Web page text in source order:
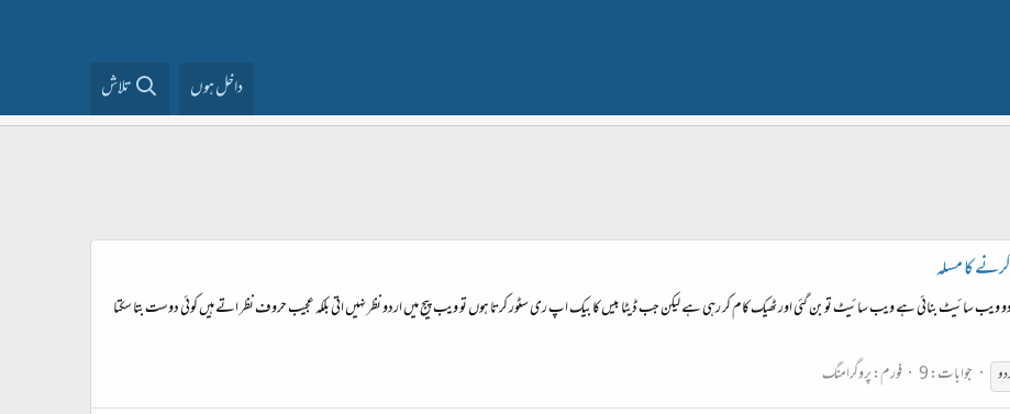
داخل ہوں تلاش
ویب سائیٹ بنائی ہے ویب سائیٹ تو بن گئی اور ٹھیک کام کر رہی ہے لیکن جب ڈیٹا بیس کا بیک اپ ری سٹور کرتا ہوں تو ویب پیج میں اردو نظر نہیں اتی بلکہ عجیب حروف نظر اتے ہیں کوئی دوست بتا سکتا
جوابات: 9 فورم:پروگرامنگ